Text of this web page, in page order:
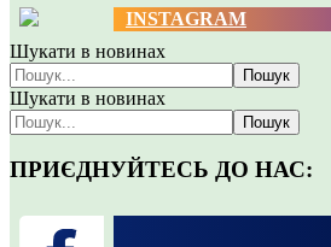
INSTAGRAM
Шукати в новинах
Пошук
Шукати в новинах
Пошук
ПРИЄДНУЙТЕСЬ ДО НАС: